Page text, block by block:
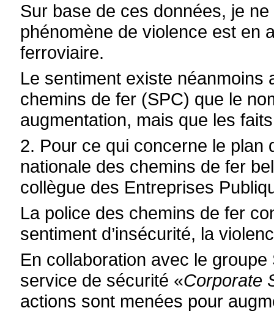
Sur base de ces données, je
phénomène de violence est en
ferroviaire.
Le sentiment existe néanmoins
chemins de fer (SPC) que le
augmentation, mais que les
2. Pour ce qui concerne le plan
nationale des chemins de fer
collègue des Entreprises
La police des chemins de fer
sentiment d’insécurité, la
En collaboration avec le
service de sécurité «Corporate
actions sont menées pour